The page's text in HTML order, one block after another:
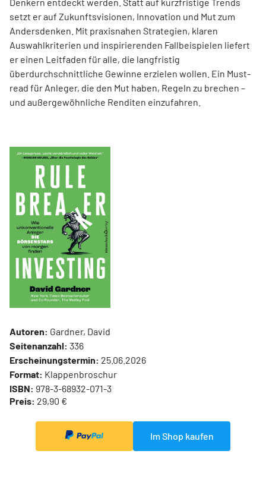
setzt er auf Zukunftsvisionen, Innovation und Mut zum
Andersdenken. Mit praxisnahen Strategien, klaren
Auswahlkriterien und inspirierenden Fallbeispielen liefert
er einen Leit­faden für alle, die langfristig
überdurchschnittliche Gewinne erzielen wollen. Ein Must-
read für Anleger, die den Mut haben, Regeln zu brechen –
und außergewöhnliche Renditen einzufahren.
Autoren: Gardner, David
Seitenanzahl: 336
Erscheinungstermin: 25.06.2026
Format: Klappenbroschur
ISBN: 978-3-68932-071-3
Preis: 29,90 €
Im Shop kaufen